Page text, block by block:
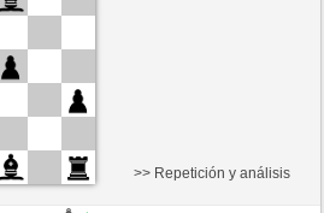
>> Repetición y análisis